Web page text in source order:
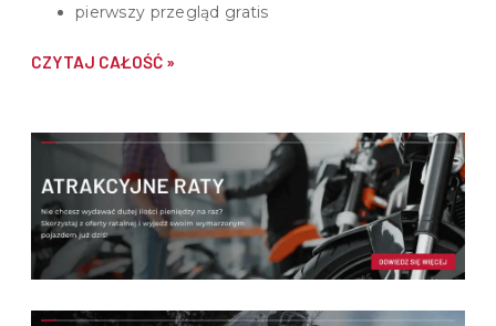
pierwszy przegląd gratis
CZYTAJ CAŁOŚĆ »